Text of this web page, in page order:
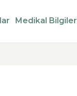
Medikal Bilgiler